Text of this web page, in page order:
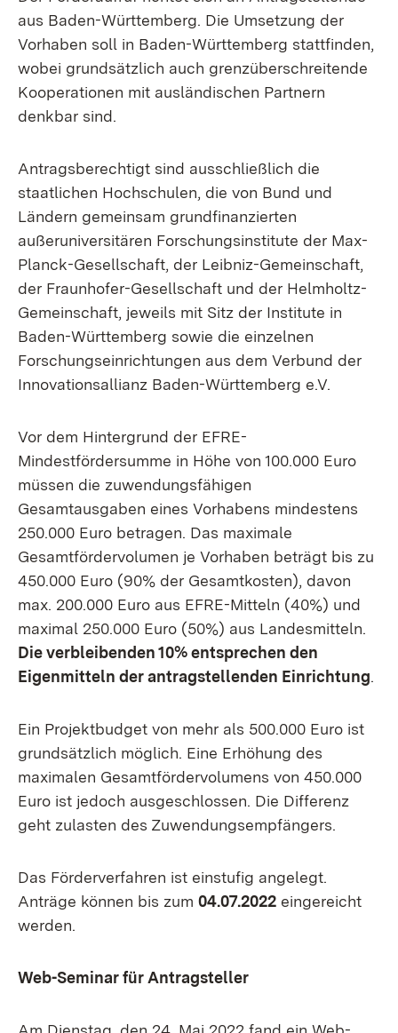
aus Baden-Württemberg. Die Umsetzung der
Vorhaben soll in Baden-Württemberg stattfinden,
wobei grundsätzlich auch grenzüberschreitende
Kooperationen mit ausländischen Partnern
denkbar sind.
Antragsberechtigt sind ausschließlich die
staatlichen Hochschulen, die von Bund und
Ländern gemeinsam grundfinanzierten
außeruniversitären Forschungsinstitute der Max-
Planck-Gesellschaft, der Leibniz-Gemeinschaft,
der Fraunhofer-Gesellschaft und der Helmholtz-
Gemeinschaft, jeweils mit Sitz der Institute in
Baden-Württemberg sowie die einzelnen
Forschungseinrichtungen aus dem Verbund der
Innovationsallianz Baden-Württemberg e.V.
Vor dem Hintergrund der EFRE-
Mindestfördersumme in Höhe von 100.000 Euro
müssen die zuwendungsfähigen
Gesamtausgaben eines Vorhabens mindestens
250.000 Euro betragen. Das maximale
Gesamtfördervolumen je Vorhaben beträgt bis zu
450.000 Euro (90% der Gesamtkosten), davon
max. 200.000 Euro aus EFRE-Mitteln (40%) und
maximal 250.000 Euro (50%) aus Landesmitteln.
Die verbleibenden 10% entsprechen den
Eigenmitteln der antragstellenden Einrichtung.
Ein Projektbudget von mehr als 500.000 Euro ist
grundsätzlich möglich. Eine Erhöhung des
maximalen Gesamtfördervolumens von 450.000
Euro ist jedoch ausgeschlossen. Die Differenz
geht zulasten des Zuwendungsempfängers.
Das Förderverfahren ist einstufig angelegt.
Anträge können bis zum 04.07.2022 eingereicht
werden.
Web-Seminar für Antragsteller